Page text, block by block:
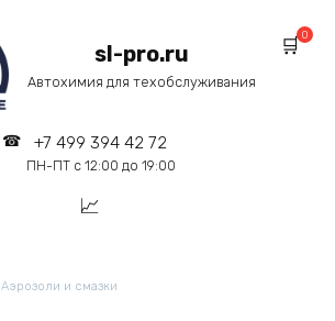
sl-pro.ru
Автохимия для техобслуживания
+7 499 394 42 72
ПН-ПТ с 12:00 до 19:00
0
Аэрозоли и смазки